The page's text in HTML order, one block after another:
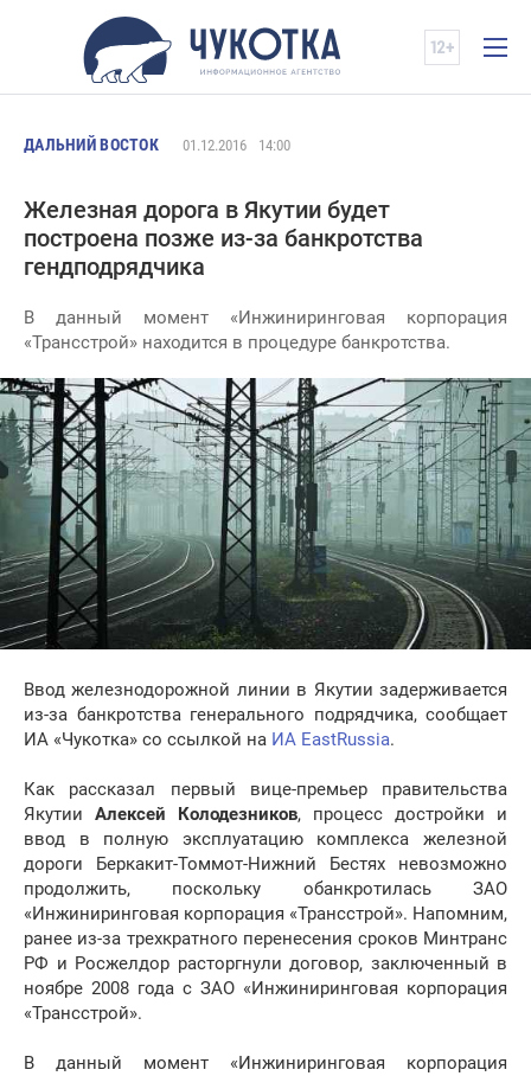
ДАЛЬНИЙ ВОСТОК 01.12.2016 14:00
Железная дорога в Якутии будет
построена позже из-за банкротства
гендподрядчика
В данный момент «Инжиниринговая корпорация
«Трансстрой» находится в процедуре банкротства.
Ввод железнодорожной линии в Якутии задерживается
из-за банкротства генерального подрядчика, сообщает
ИА «Чукотка» со ссылкой на ИА EastRussia.
Как рассказал первый вице-премьер правительства
Якутии Алексей Колодезников, процесс достройки и
ввод в полную эксплуатацию комплекса железной
дороги Беркакит-Томмот-Нижний Бестях невозможно
продолжить, поскольку обанкротилась ЗАО
«Инжиниринговая корпорация «Трансстрой». Напомним,
ранее из-за трехкратного перенесения сроков Минтранс
РФ и Росжелдор расторгнули договор, заключенный в
ноябре 2008 года с ЗАО «Инжиниринговая корпорация
«Трансстрой».
В данный момент «Инжиниринговая корпорация